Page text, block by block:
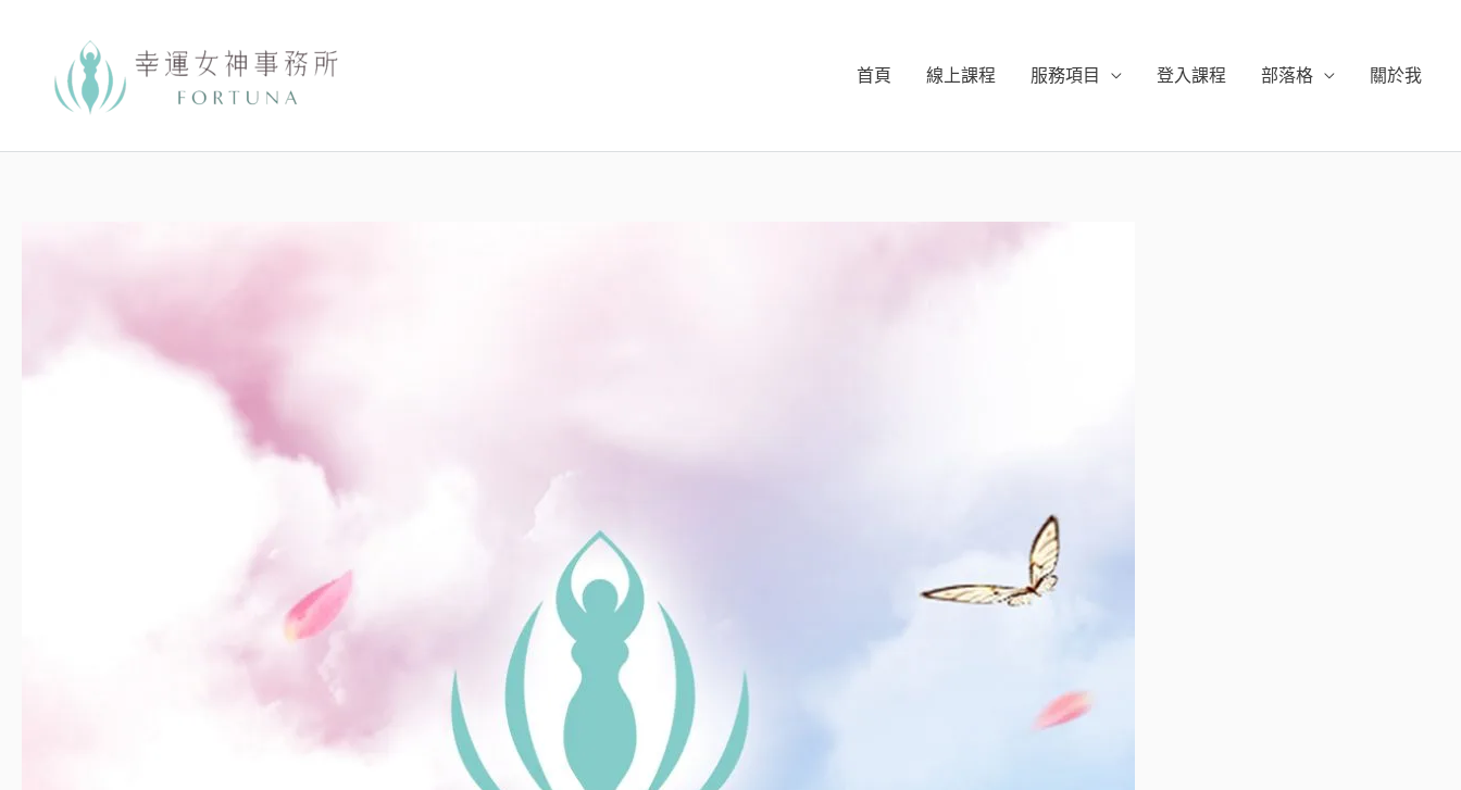
首頁 線上課程 服務項目 登入課程 部落格 關於我